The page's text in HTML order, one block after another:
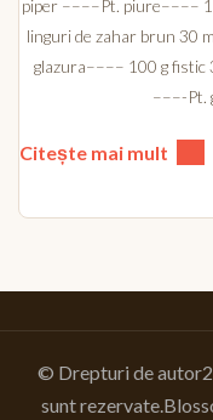
piper ––––Pt. piure––––
linguri de zahar brun 30
glazura–––– 100 g
–––-Pt.
Citește mai mult
© Drepturi de
sunt rezervate.